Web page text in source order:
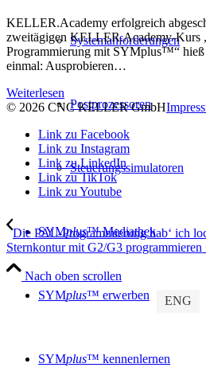
Systemanforderungen
Postprozessoren
Steuerungssimulatoren
SYMplus™ Mediathek
SYMplus™ erwerben
SYMplus™ kennenlernen
KELLER.Academy erfolgreich
zweitägigen KELLER.Academy-Kurs
Programmierung mit SYMplus™“ hieß
einmal: Ausprobieren…
Weiterlesen
© 2026 CNC KELLER GmbH
Link zu Facebook
Link zu Instagram
Link zu LinkedIn
Link zu TikTok
Link zu Youtube
Die PAL-Programmierung hab‘ ich
Sternkontur mit G2/G3
Nach oben scrollen
ENG